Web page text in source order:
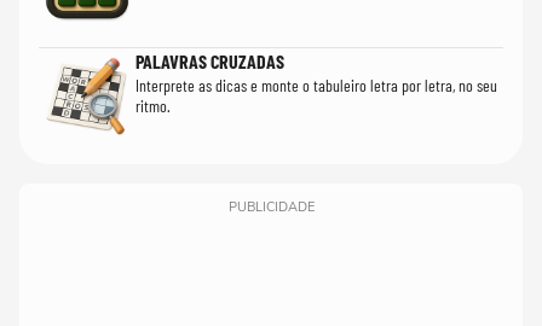
PALAVRAS CRUZADAS
Interprete as dicas e monte o tabuleiro letra por letra, no seu
ritmo.
PUBLICIDADE